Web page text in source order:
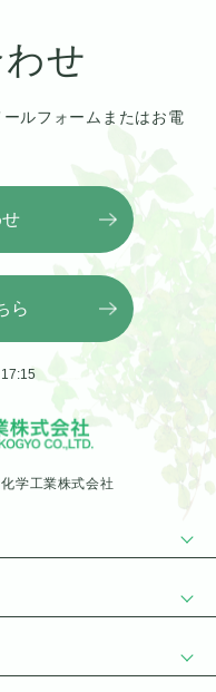
せ
ルフォームまたはお電
ら
学工業株式会社